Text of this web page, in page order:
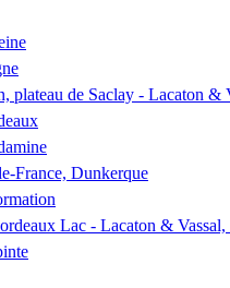
plateau de Saclay - Lacaton &
France, Dunkerque
Lac - Lacaton &